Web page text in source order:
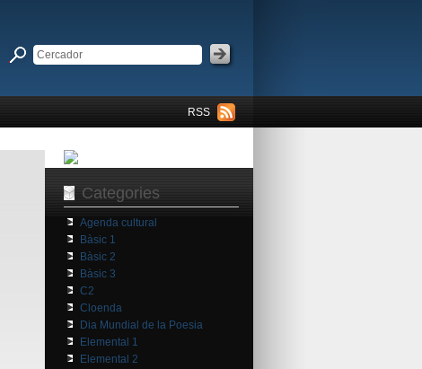
RSS
Categories
Agenda cultural
Bàsic 1
Bàsic 2
Bàsic 3
C2
Cloenda
Dia Mundial de la Poesia
Elemental 1
Elemental 2